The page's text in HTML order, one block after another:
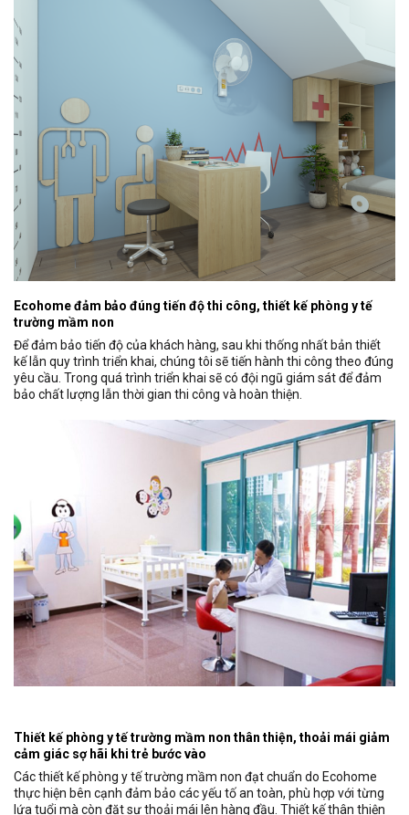
Ecohome đảm bảo đúng tiến độ thi công, thiết kế phòng y tế
trường mầm non
Để đảm bảo tiến độ của khách hàng, sau khi thống nhất bản thiết
kế lẫn quy trình triển khai, chúng tôi sẽ tiến hành thi công theo đúng
yêu cầu. Trong quá trình triển khai sẽ có đội ngũ giám sát để đảm
bảo chất lượng lẫn thời gian thi công và hoàn thiện.
Thiết kế phòng y tế trường mầm non thân thiện, thoải mái giảm
cảm giác sợ hãi khi trẻ bước vào
Các thiết kế phòng y tế trường mầm non đạt chuẩn do Ecohome
thực hiện bên cạnh đảm bảo các yếu tố an toàn, phù hợp với từng
lứa tuổi mà còn đặt sự thoải mái lên hàng đầu. Thiết kế thân thiện